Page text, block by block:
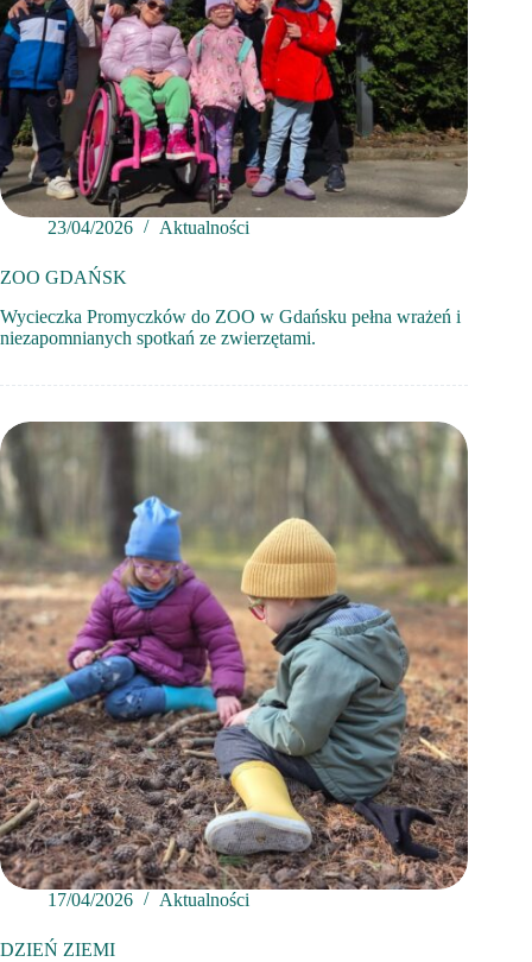
23/04/2026 Aktualności
ZOO GDAŃSK
Wycieczka Promyczków do ZOO w Gdańsku pełna wrażeń i
niezapomnianych spotkań ze zwierzętami.
17/04/2026 Aktualności
DZIEŃ ZIEMI